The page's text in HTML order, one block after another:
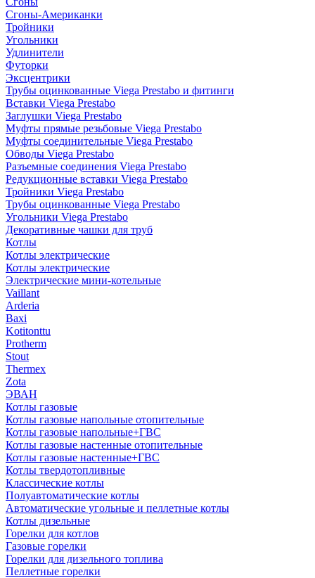
Сгоны-Американки
Тройники
Угольники
Удлинители
Футорки
Эксцентрики
Трубы оцинкованные Viega Prestabo и фитинги
Вставки Viega Prestabo
Заглушки Viega Prestabo
Муфты прямые резьбовые Viega Prestabo
Муфты соединительные Viega Prestabo
Обводы Viega Prestabo
Разъемные соединения Viega Prestabo
Редукционные вставки Viega Prestabo
Тройники Viega Prestabo
Трубы оцинкованные Viega Prestabo
Угольники Viega Prestabo
Декоративные чашки для труб
Котлы
Котлы электрические
Котлы электрические
Электрические мини-котельные
Vaillant
Arderia
Baxi
Kotitonttu
Protherm
Stout
Thermex
Zota
ЭВАН
Котлы газовые
Котлы газовые напольные отопительные
Котлы газовые напольные+ГВС
Котлы газовые настенные отопительные
Котлы газовые настенные+ГВС
Котлы твердотопливные
Классические котлы
Полуавтоматические котлы
Автоматические угольные и пеллетные котлы
Котлы дизельные
Горелки для котлов
Газовые горелки
Горелки для дизельного топлива
Пеллетные горелки